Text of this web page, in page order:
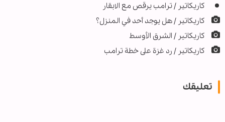
كاريكاتير / ترامب يرقص مع الابقار
كاريكاتير / هل يوجد أحد في المنزل؟
کاریکاتیر / الشرق الأوسط
كاريكاتير / رد غزة على خطة ترامب
تعليقك